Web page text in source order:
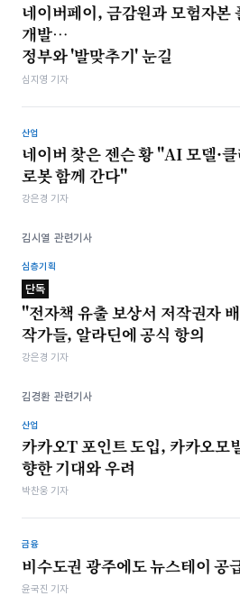
네이버페이, 금감원과 모험자본
개발…
정부와 '발맞추기' 눈길
심지영 기자
산업
네이버 찾은 젠슨 황 "AI 모델·클
로봇 함께 간다"
강은경 기자
김시열 관련기사
심층기획
단독
"전자책 유출 보상서 저작권자
작가들, 알라딘에 공식 항의
강은경 기자
김경환 관련기사
산업
카카오T 포인트 도입, 카카오모
향한 기대와 우려
박찬웅 기자
금융
비수도권 광주에도 뉴스테이 공
윤국진 기자